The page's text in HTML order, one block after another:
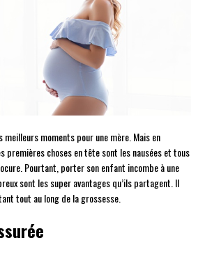
meilleurs moments pour une mère. Mais en
premières choses en tête sont les nausées et tous
Pourtant, porter son enfant incombe à une
sont les super avantages qu’ils partagent. Il
tout au long de la grossesse.